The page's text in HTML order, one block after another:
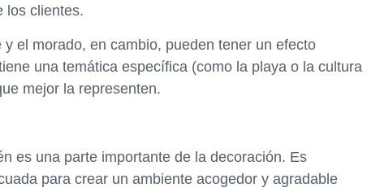
los clientes.
el morado, en cambio, pueden tener un efecto
una temática específica (como la playa o la cultura
mejor la representen.
es una parte importante de la decoración. Es
para crear un ambiente acogedor y agradable